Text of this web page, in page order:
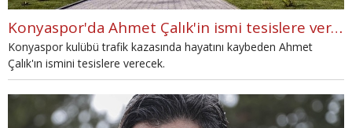
Konyaspor'da Ahmet Çalık'in ismi tesislere verilecek
Konyaspor kulübü trafik kazasında hayatını kaybeden Ahmet
Çalık'ın ismini tesislere verecek.